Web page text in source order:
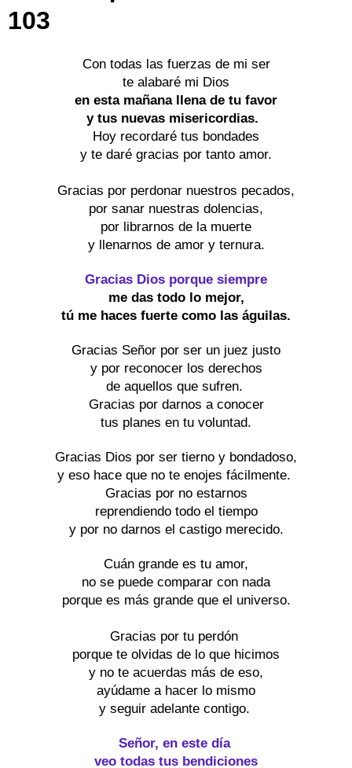
103
Con todas las fuerzas de mi ser
te alabaré mi Dios
en esta mañana llena de tu favor
y tus nuevas misericordias.
Hoy recordaré tus bondades
y te daré gracias por tanto amor.
Gracias por perdonar nuestros pecados,
por sanar nuestras dolencias,
por librarnos de la muerte
y llenarnos de amor y ternura.
Gracias Dios porque siempre
me das todo lo mejor,
tú me haces fuerte como las águilas.
Gracias Señor por ser un juez justo
y por reconocer los derechos
de aquellos que sufren.
Gracias por darnos a conocer
tus planes en tu voluntad.
Gracias Dios por ser tierno y bondadoso,
y eso hace que no te enojes fácilmente.
Gracias por no estarnos
reprendiendo todo el tiempo
y por no darnos el castigo merecido.
Cuán grande es tu amor,
no se puede comparar con nada
porque es más grande que el universo.
Gracias por tu perdón
porque te olvidas de lo que hicimos
y no te acuerdas más de eso,
ayúdame a hacer lo mismo
y seguir adelante contigo.
Señor, en este día
veo todas tus bendiciones